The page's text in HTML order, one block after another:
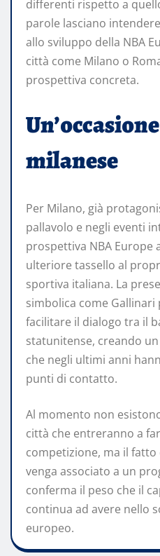
differenti rispetto a
parole lasciano
allo sviluppo della NBA
città come Milano o
prospettiva concreta.
milanese
Per Milano, già
pallavolo e negli eventi
prospettiva NBA Europe
ulteriore tassello al
sportiva italiana. La
simbolica come
facilitare il dialogo tra il
statunitense, creando
che negli ultimi anni
punti di contatto.
Al momento non
città che entreranno a
competizione, ma il
venga associato a un
conferma il peso che il
continua ad avere nello
europeo.